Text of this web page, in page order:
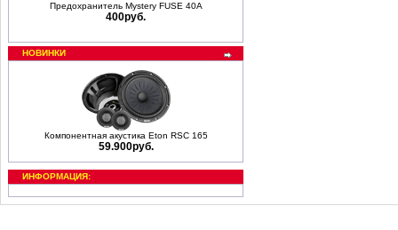
Предохранитель Mystery FUSE 40A
400руб.
НОВИНКИ
Компонентная акустика Eton RSC 165
59.900руб.
ИНФОРМАЦИЯ: